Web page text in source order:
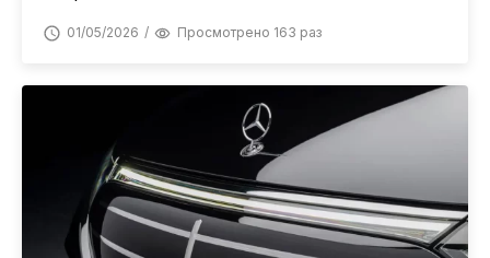
01/05/2026 Просмотрено 163 раз